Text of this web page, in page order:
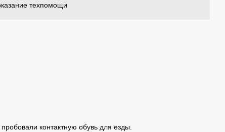
техпомощи
контактную обувь для езды.